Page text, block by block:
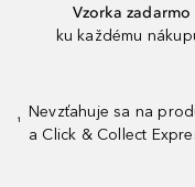
Vzorka zadarmo
ku každému
¹
Nevzťahuje sa na
a Click & Collect